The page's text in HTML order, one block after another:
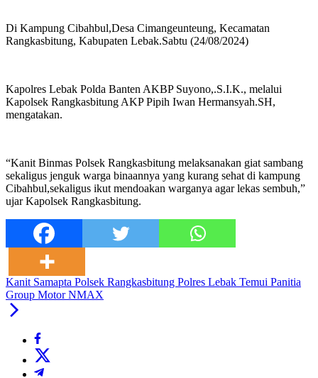
Di Kampung Cibahbul,Desa Cimangeunteung, Kecamatan
Rangkasbitung, Kabupaten Lebak.Sabtu (24/08/2024)
Kapolres Lebak Polda Banten AKBP Suyono,.S.I.K., melalui
Kapolsek Rangkasbitung AKP Pipih Iwan Hermansyah.SH,
mengatakan.
“Kanit Binmas Polsek Rangkasbitung melaksanakan giat sambang
sekaligus jenguk warga binaannya yang kurang sehat di kampung
Cibahbul,sekaligus ikut mendoakan warganya agar lekas sembuh,”
ujar Kapolsek Rangkasbitung.
Kanit Samapta Polsek Rangkasbitung Polres Lebak Temui Panitia
Group Motor NMAX